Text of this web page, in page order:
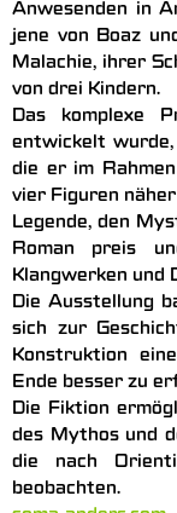
Anwesenden in
jene von Boaz
Malachie, ihrer
von drei Kindern.
Das komplexe
entwickelt
die er im
vier Figuren
Legende, den
Roman preis
Klangwerken und
Die Ausstellung
sich zur
Konstruktion
Ende besser zu
Die Fiktion
des Mythos und
die nach
beobachten.